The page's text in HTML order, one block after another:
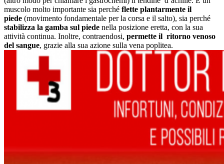
muscolo molto importante sia perché flette plantarmente il
piede (movimento fondamentale per la corsa e il salto), sia perché
stabilizza la gamba sul piede nella posizione eretta, con la sua
attività continua. Inoltre, contraendosi, permette il ritorno venoso
del sangue, grazie alla sua azione sulla vena poplitea.